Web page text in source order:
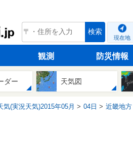
tenki.jp 検索
現在地
観測 防災情報
ダー 天気図
気(実況天気)2015年05月 04日 近畿地方